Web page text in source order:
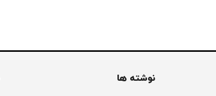
نوشته ها